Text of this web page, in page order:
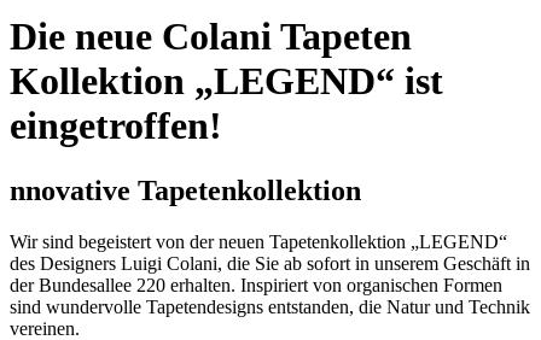
Die neue Colani Tapeten
Kollektion „LEGEND“ ist
eingetroffen!
nnovative Tapetenkollektion
Wir sind begeistert von der neuen Tapetenkollektion „LEGEND“
des Designers Luigi Colani, die Sie ab sofort in unserem Geschäft in
der Bundesallee 220 erhalten. Inspiriert von organischen Formen
sind wundervolle Tapetendesigns entstanden, die Natur und Technik
vereinen.